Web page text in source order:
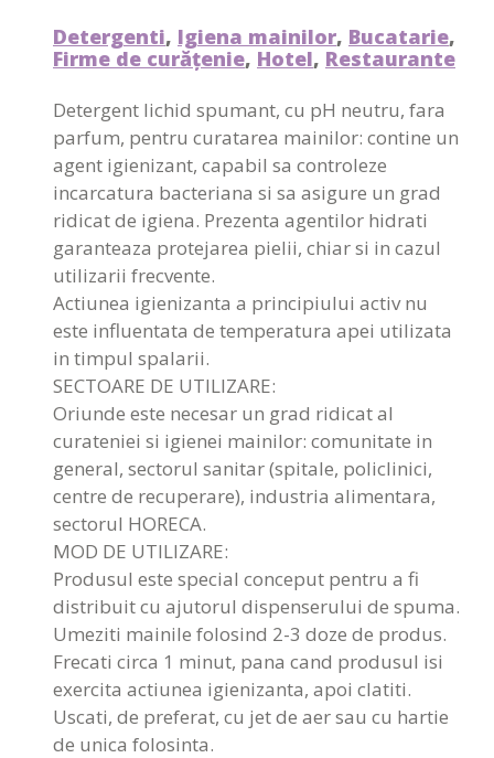
Detergenti, Igiena mainilor, Bucatarie,
Firme de curățenie, Hotel, Restaurante
Detergent lichid spumant, cu pH neutru, fara
parfum, pentru curatarea mainilor: contine un
agent igienizant, capabil sa controleze
incarcatura bacteriana si sa asigure un grad
ridicat de igiena. Prezenta agentilor hidrati
garanteaza protejarea pielii, chiar si in cazul
utilizarii frecvente.
Actiunea igienizanta a principiului activ nu
este influentata de temperatura apei utilizata
in timpul spalarii.
SECTOARE DE UTILIZARE:
Oriunde este necesar un grad ridicat al
curateniei si igienei mainilor: comunitate in
general, sectorul sanitar (spitale, policlinici,
centre de recuperare), industria alimentara,
sectorul HORECA.
MOD DE UTILIZARE:
Produsul este special conceput pentru a fi
distribuit cu ajutorul dispenserului de spuma.
Umeziti mainile folosind 2-3 doze de produs.
Frecati circa 1 minut, pana cand produsul isi
exercita actiunea igienizanta, apoi clatiti.
Uscati, de preferat, cu jet de aer sau cu hartie
de unica folosinta.